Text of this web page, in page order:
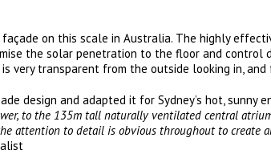
on this scale in Australia. The highly
the solar penetration to the floor and control
very transparent from the outside looking in,
design and adapted it for Sydney’s hot, sunny
to the 135m tall naturally ventilated central
attention to detail is obvious throughout to create